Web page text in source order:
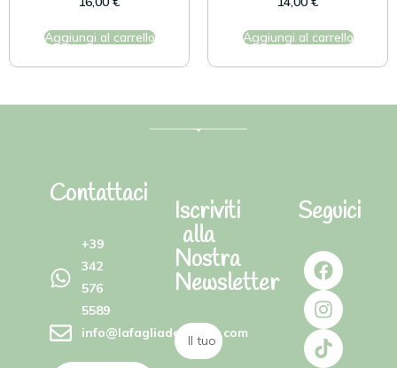
Aggiungi al carrello Aggiungi al carrello
Contattaci
+39
342
576
5589
info@lafagliadellefate.com
Iscriviti
alla
Nostra
Newsletter
Seguici